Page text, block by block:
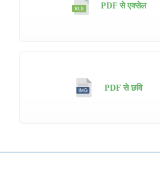
PDF से एक्सेल
PDF से छवि